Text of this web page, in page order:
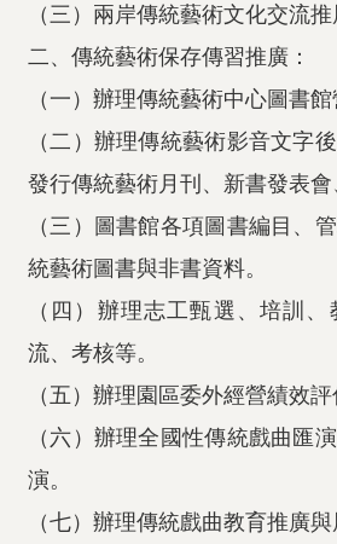
（三）兩岸傳統藝術文化交流推
二、傳統藝術保存傳習推廣：
（一）辦理傳統藝術中心圖書館
（二）辦理傳統藝術影音文字
發行傳統藝術月刊、新書發表會
（三）圖書館各項圖書編目、
統藝術圖書與非書資料。
（四）辦理志工甄選、培訓
流、考核等。
（五）辦理園區委外經營績效評
（六）辦理全國性傳統戲曲匯
演。
（七）辦理傳統戲曲教育推廣與